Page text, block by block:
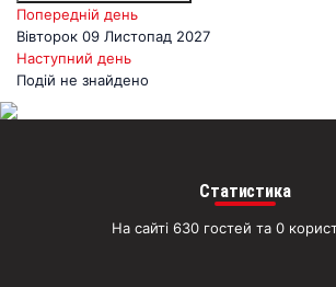
Попередній день
Вівторок 09 Листопад 2027
Наступний день
Подій не знайдено
Статистика
На сайті 630 гостей та 0